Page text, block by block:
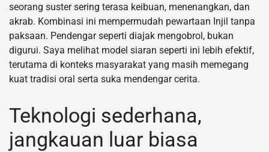
seorang suster sering terasa keibuan, menenangkan, dan
akrab. Kombinasi ini mempermudah pewartaan Injil tanpa
paksaan. Pendengar seperti diajak mengobrol, bukan
digurui. Saya melihat model siaran seperti ini lebih efektif,
terutama di konteks masyarakat yang masih memegang
kuat tradisi oral serta suka mendengar cerita.
Teknologi sederhana,
jangkauan luar biasa